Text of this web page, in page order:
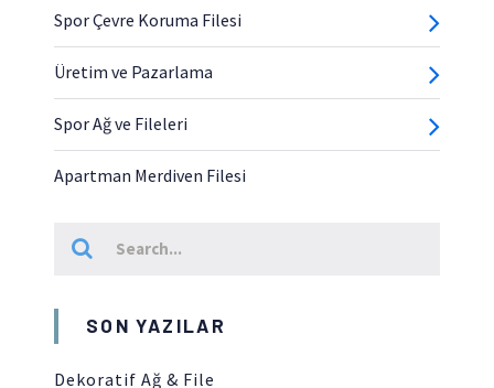
Spor Çevre Koruma Filesi
Üretim ve Pazarlama
Spor Ağ ve Fileleri
Apartman Merdiven Filesi
SON YAZILAR
Dekoratif Ağ & File